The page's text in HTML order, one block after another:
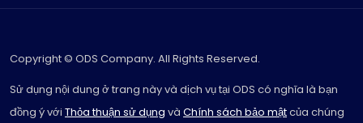
Copyright © ODS Company. All Rights Reserved.
Sử dụng nội dung ở trang này và dịch vụ tại ODS có nghĩa là bạn
đồng ý với Thỏa thuận sử dụng và Chính sách bảo mậtcủa chúng